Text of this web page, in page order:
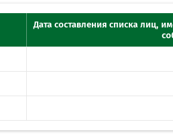
пн—пт 9:00 -
* кроме
Контакт-
Контакты
Дата составления списка лиц,